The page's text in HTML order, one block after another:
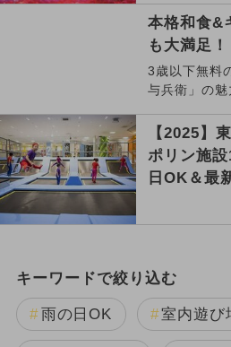
本格和食&
も大満足！
3歳以下無料
与兵衛」の
【2025】
ポリン施
日OK＆最
キーワードで絞り込む
雨の日OK 室内遊び